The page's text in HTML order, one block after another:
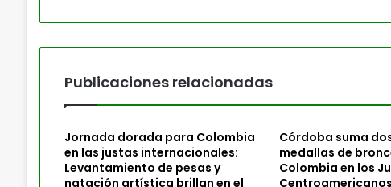
Publicaciones relacionadas
Jornada dorada para Colombia
en las justas internacionales:
Levantamiento de pesas y
natación artística brillan en el
Córdoba suma
medallas de
Colombia en los